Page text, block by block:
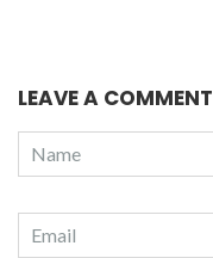
LEAVE A COMMENT